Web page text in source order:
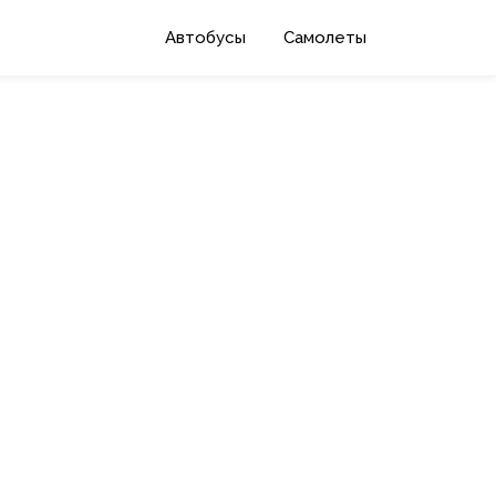
Автобусы Самолеты